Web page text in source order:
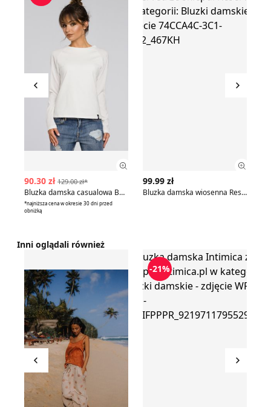
Przesuń w lewo
Zobacz szczegóły produktu
90.30 zł 129.00 zł*
Bluzka damska casualowa BeWear
*najniższa cena w okresie 30 dni przed
obniżką
99.99 zł
Bluzka damska wiosenna Reserved
Inni oglądali również
Przesuń w lewo
Bluzka damska Intimica
-21%